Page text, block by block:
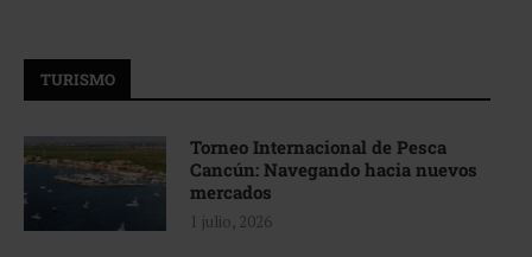
TURISMO
Torneo Internacional de Pesca
Cancún: Navegando hacia nuevos
mercados
1 julio, 2026